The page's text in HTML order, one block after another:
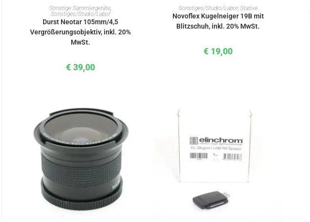
IN DEN WARENKORB
Sonstige Sammlergeräte
Sonstiges/Studio/Labor
Durst Neotar 105mm/4,5
Vergrößerungsobjektiv, inkl. 20%
MwSt.
€ 39,00
IN DEN WARENKORB
Sonstiges/Studio/Labor, Stative
Novoflex Kugelneiger 19B mit
Blitzschuh, inkl. 20% MwSt.
€ 19,00